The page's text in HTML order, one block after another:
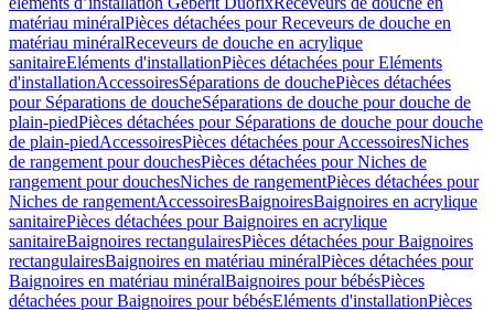
matériau minéralPièces détachées pour Receveurs de douche en
matériau minéralReceveurs de douche en acrylique
sanitaireEléments d'installationPièces détachées pour Eléments
d'installationAccessoiresSéparations de douchePièces détachées
pour Séparations de doucheSéparations de douche pour douche de
plain-piedPièces détachées pour Séparations de douche pour douche
de plain-piedAccessoiresPièces détachées pour AccessoiresNiches
de rangement pour douchesPièces détachées pour Niches de
rangement pour douchesNiches de rangementPièces détachées pour
Niches de rangementAccessoiresBaignoiresBaignoires en acrylique
sanitairePièces détachées pour Baignoires en acrylique
sanitaireBaignoires rectangulairesPièces détachées pour Baignoires
rectangulairesBaignoires en matériau minéralPièces détachées pour
Baignoires en matériau minéralBaignoires pour bébésPièces
détachées pour Baignoires pour bébésEléments d'installationPièces